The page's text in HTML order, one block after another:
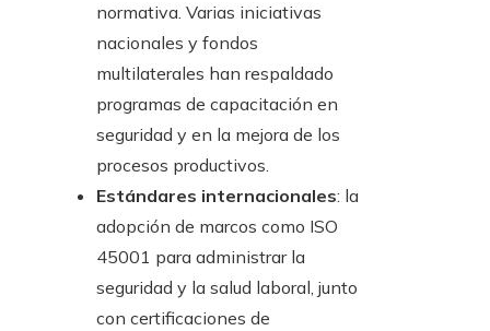
normativa. Varias iniciativas
nacionales y fondos
multilaterales han respaldado
programas de capacitación en
seguridad y en la mejora de los
procesos productivos.
Estándares internacionales: la
adopción de marcos como ISO
45001 para administrar la
seguridad y la salud laboral, junto
con certificaciones de